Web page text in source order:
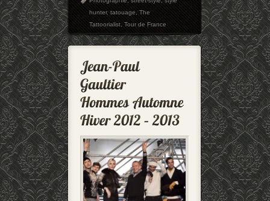
hunter,tatouage,The
Tattoorialist,Tour de France